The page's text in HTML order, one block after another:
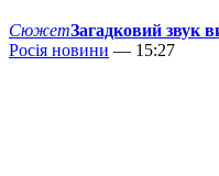
СюжетЗагадковий звук
Росія новини — 15:27